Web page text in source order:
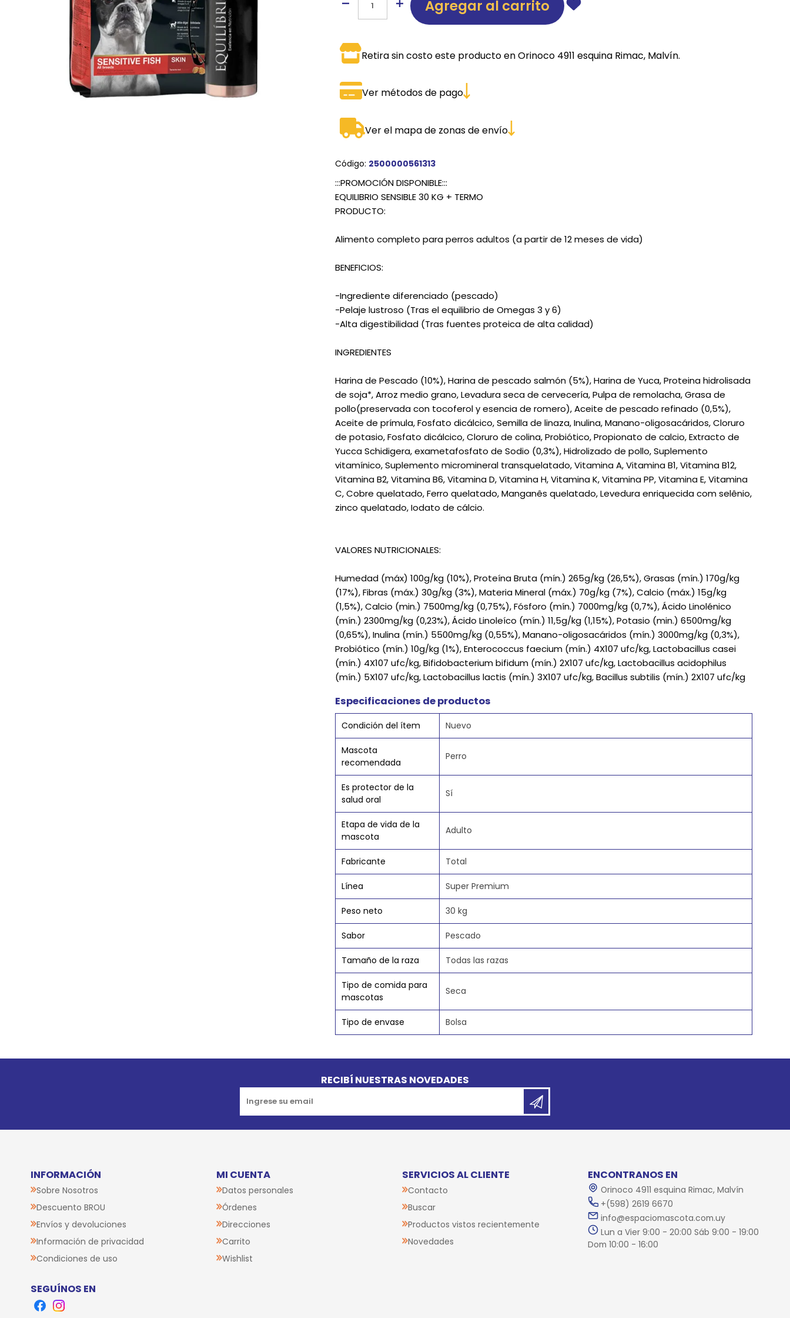
JUGUETES
COMEDEROS Y BEBEDEROS
ROPA
CAMAS
THREE CATS
Agregar al carrito
Retira sin costo este producto en Orinoco 4911 esquina Rimac, Malvín.
Ver métodos de pago
Ver el mapa de zonas de envío
Código: 2500000561313
:::PROMOCIÓN DISPONIBLE:::
EQUILIBRIO SENSIBLE 30 KG + TERMO
PRODUCTO:
Alimento completo para perros adultos (a partir de 12 meses de vida)
BENEFICIOS:
-Ingrediente diferenciado (pescado)
-Pelaje lustroso (Tras el equilibrio de Omegas 3 y 6)
-Alta digestibilidad (Tras fuentes proteica de alta calidad)
INGREDIENTES
Harina de Pescado (10%), Harina de pescado salmón (5%), Harina de Yuca, Proteina hidrolisada
de soja*, Arroz medio grano, Levadura seca de cervecería, Pulpa de remolacha, Grasa de
pollo(preservada con tocoferol y esencia de romero), Aceite de pescado refinado (0,5%),
Aceite de prímula, Fosfato dicálcico, Semilla de linaza, Inulina, Manano-oligosacáridos, Cloruro
de potasio, Fosfato dicálcico, Cloruro de colina, Probiótico, Propionato de calcio, Extracto de
Yucca Schidigera, exametafosfato de Sodio (0,3%), Hidrolizado de pollo, Suplemento
vitamínico, Suplemento micromineral transquelatado, Vitamina A, Vitamina B1, Vitamina B12,
Vitamina B2, Vitamina B6, Vitamina D, Vitamina H, Vitamina K, Vitamina PP, Vitamina E, Vitamina
C, Cobre quelatado, Ferro quelatado, Manganês quelatado, Levedura enriquecida com selênio,
zinco quelatado, Iodato de cálcio.
VALORES NUTRICIONALES:
Humedad (máx) 100g/kg (10%), Proteína Bruta (mín.) 265g/kg (26,5%), Grasas (mín.) 170g/kg
(17%), Fibras (máx.) 30g/kg (3%), Materia Mineral (máx.) 70g/kg (7%), Calcio (máx.) 15g/kg
(1,5%), Calcio (min.) 7500mg/kg (0,75%), Fósforo (mín.) 7000mg/kg (0,7%), Ácido Linolénico
(mín.) 2300mg/kg (0,23%), Ácido Linoleíco (mín.) 11,5g/kg (1,15%), Potasio (min.) 6500mg/kg
(0,65%), Inulina (mín.) 5500mg/kg (0,55%), Manano-oligosacáridos (mín.) 3000mg/kg (0,3%),
Probiótico (mín.) 10g/kg (1%), Enterococcus faecium (mín.) 4X107 ufc/kg, Lactobacillus casei
(mín.) 4X107 ufc/kg, Bifidobacterium bifidum (mín.) 2X107 ufc/kg, Lactobacillus acidophilus
(mín.) 5X107 ufc/kg, Lactobacillus lactis (mín.) 3X107 ufc/kg, Bacillus subtilis (mín.) 2X107 ufc/kg
Especificaciones de productos
Condición del ítem Nuevo
Mascota
recomendada
Perro
Es protector de la
salud oral
Sí
Etapa de vida de la
mascota
Adulto
Fabricante Total
Línea Super Premium
Peso neto 30 kg
Sabor Pescado
Tamaño de la raza Todas las razas
Tipo de comida para
mascotas
Seca
Tipo de envase Bolsa
RECIBÍ NUESTRAS NOVEDADES
INFORMACIÓN
Sobre Nosotros
Descuento BROU
Envíos y devoluciones
Información de privacidad
Condiciones de uso
MI CUENTA
Datos personales
Órdenes
Direcciones
Carrito
Wishlist
SERVICIOS AL CLIENTE
Contacto
Buscar
Productos vistos recientemente
Novedades
ENCONTRANOS EN
Orinoco 4911 esquina Rimac, Malvín
+(598) 2619 6670
info@espaciomascota.com.uy
Lun a Vier 9:00 - 20:00 Sáb 9:00 - 19:00
Dom 10:00 - 16:00
SEGUÍNOS EN
FacebookInstagram